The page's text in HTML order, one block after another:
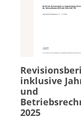
inklusive
und
2025